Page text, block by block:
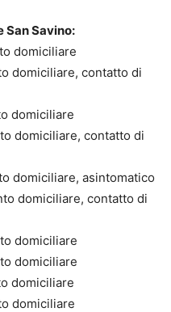
San Savino:
domiciliare
domiciliare, contatto di
domiciliare
domiciliare, contatto di
domiciliare, asintomatico
domiciliare, contatto di
domiciliare
domiciliare
domiciliare
domiciliare